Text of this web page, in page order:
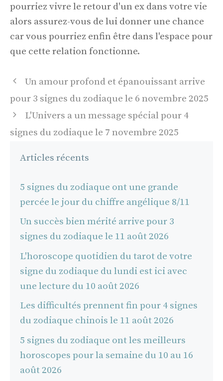
pourriez vivre le retour d'un ex dans votre vie
alors assurez-vous de lui donner une chance
car vous pourriez enfin être dans l'espace pour
que cette relation fonctionne.
Navigation
Un amour profond et épanouissant arrive
pour 3 signes du zodiaque le 6 novembre 2025
L'Univers a un message spécial pour 4
signes du zodiaque le 7 novembre 2025
Articles récents
5 signes du zodiaque ont une grande
percée le jour du chiffre angélique 8/11
Un succès bien mérité arrive pour 3
signes du zodiaque le 11 août 2026
L'horoscope quotidien du tarot de votre
signe du zodiaque du lundi est ici avec
une lecture du 10 août 2026
Les difficultés prennent fin pour 4 signes
du zodiaque chinois le 11 août 2026
5 signes du zodiaque ont les meilleurs
horoscopes pour la semaine du 10 au 16
août 2026